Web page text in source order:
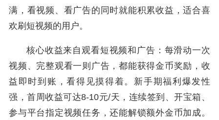
满，看视频、看广告的同时就能积累收益，适合喜
欢刷短视频的用户。
核心收益来自观看短视频和广告：每滑动一次
视频、完整观看一则广告，都能获得金币奖励，收
益即时到账，看得见摸得着。新手期福利爆发性
强，首周收益可达8-10元/天，连续签到、开宝箱、
参与平台指定视频任务，还能解锁额外金币加成。